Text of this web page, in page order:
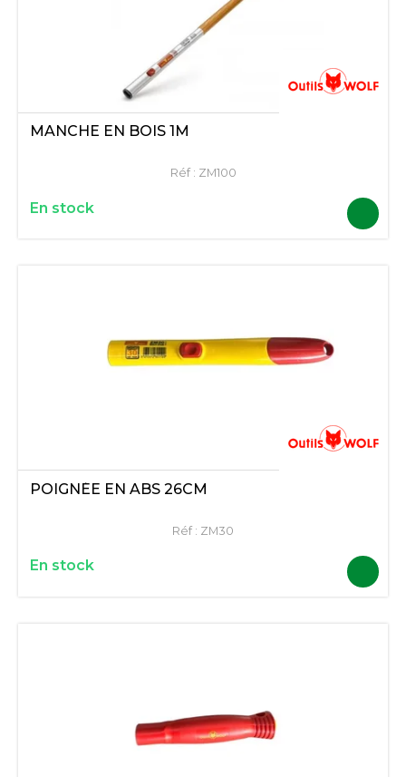
MANCHE EN BOIS 1M
Réf : ZM100
En stock
POIGNÉE EN ABS 26CM
Réf : ZM30
En stock